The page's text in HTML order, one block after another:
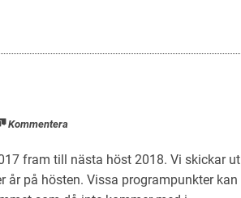
Kommentera
fram till nästa höst 2018. Vi skickar ut
år på hösten. Vissa programpunkter kan